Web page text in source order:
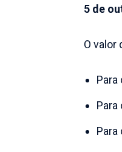
5 de
O valor
Para
Para